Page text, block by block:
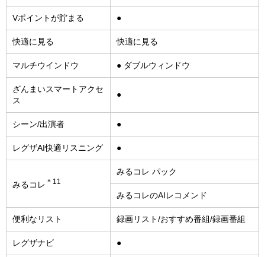
Vポイントが貯まる ●
快適に見る 快適に見る
マルチウインドウ ● ダブルウィンドウ
ざんまいスマートアクセ
ス
●
シーン/出演者 ●
レグザAI快適リスニング ●
みるコレ ＊11
みるコレ パック
みるコレのAIレコメンド
便利なリスト 録画リスト/おすすめ番組/録画番組
レグザナビ ●